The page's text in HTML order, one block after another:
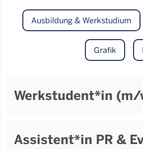
Ausbildung & Werkstudium
Grafik
Werkstudent*in
Assistent*in PR &